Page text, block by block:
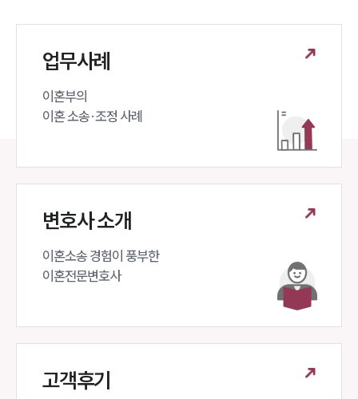
업무사례
이혼부의
이혼 소송·조정 사례
변호사 소개
이혼소송 경험이 풍부한
이혼전문변호사
고객후기